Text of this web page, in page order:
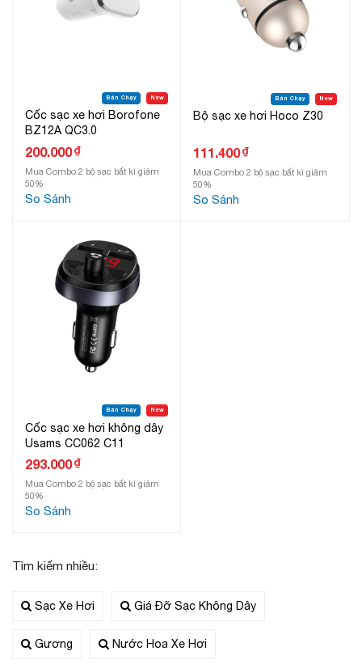
Bán Chạy New
Cốc sạc xe hơi Borofone
BZ12A QC3.0
200.000₫
Mua Combo 2 bộ sạc bất kì giảm
50%
So Sánh
Bán Chạy New
Bộ sạc xe hơi Hoco Z30
111.400₫
Mua Combo 2 bộ sạc bất kì giảm
50%
So Sánh
Bán Chạy New
Cốc sạc xe hơi không dây
Usams CC062 C11
293.000₫
Mua Combo 2 bộ sạc bất kì giảm
50%
So Sánh
Tìm kiếm nhiều:
Sạc Xe Hơi Giá Đỡ Sạc Không Dây
Gương Nước Hoa Xe Hơi